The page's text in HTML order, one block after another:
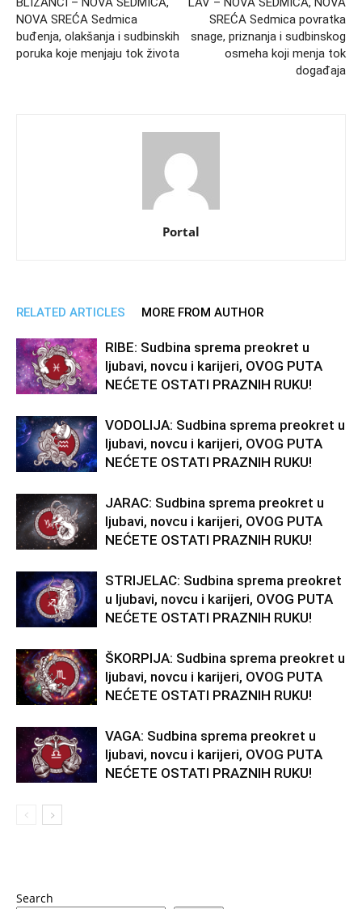
NOVA SREĆA Sedmica
buđenja, olakšanja i sudbinskih
poruka koje menjaju tok života
SREĆA Sedmica povratka
snage, priznanja i sudbinskog
osmeha koji menja tok
događaja
Portal
RELATED ARTICLES MORE FROM AUTHOR
RIBE: Sudbina sprema preokret u
ljubavi, novcu i karijeri, OVOG PUTA
NEĆETE OSTATI PRAZNIH RUKU!
VODOLIJA: Sudbina sprema preokret u
ljubavi, novcu i karijeri, OVOG PUTA
NEĆETE OSTATI PRAZNIH RUKU!
JARAC: Sudbina sprema preokret u
ljubavi, novcu i karijeri, OVOG PUTA
NEĆETE OSTATI PRAZNIH RUKU!
STRIJELAC: Sudbina sprema preokret
u ljubavi, novcu i karijeri, OVOG PUTA
NEĆETE OSTATI PRAZNIH RUKU!
ŠKORPIJA: Sudbina sprema preokret u
ljubavi, novcu i karijeri, OVOG PUTA
NEĆETE OSTATI PRAZNIH RUKU!
VAGA: Sudbina sprema preokret u
ljubavi, novcu i karijeri, OVOG PUTA
NEĆETE OSTATI PRAZNIH RUKU!
Search